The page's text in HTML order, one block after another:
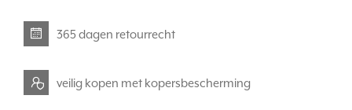
365 dagen retourrecht
veilig kopen met kopersbescherming